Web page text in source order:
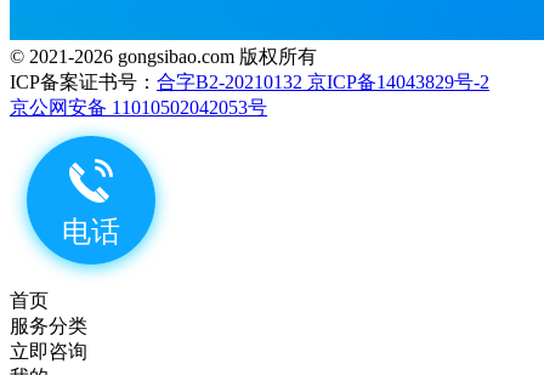
© 2021-2026 gongsibao.com 版权所有
ICP备案证书号： 合字B2-20210132 京ICP备14043829号-2
京公网安备 11010502042053号
首页
服务分类
立即咨询